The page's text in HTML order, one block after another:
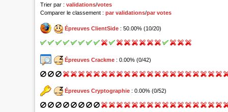
Trier par :validations/votes
Comparer le classement :par validations/par votes
Épreuves ClientSide : 50.00% (10/20)
Épreuves Crackme : 0.00% (0/42)
Épreuves Cryptographie : 0.00% (0/52)